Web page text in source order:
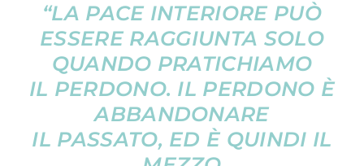
“LA PACE INTERIORE PUÒ
ESSERE RAGGIUNTA SOLO
QUANDO PRATICHIAMO
IL PERDONO. IL PERDONO È
ABBANDONARE
IL PASSATO, ED È QUINDI IL